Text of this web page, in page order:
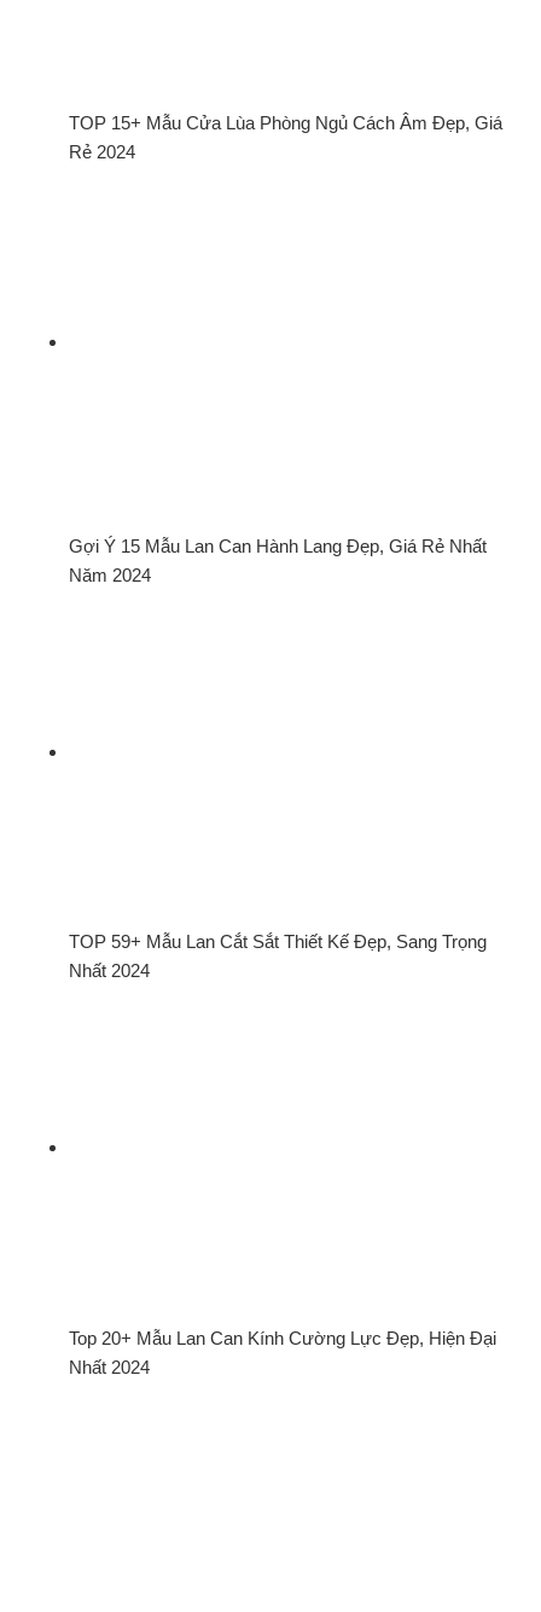
TOP 15+ Mẫu Cửa Lùa Phòng Ngủ Cách Âm Đẹp, Giá
Rẻ 2024
Gợi Ý 15 Mẫu Lan Can Hành Lang Đẹp, Giá Rẻ Nhất
Năm 2024
TOP 59+ Mẫu Lan Cắt Sắt Thiết Kế Đẹp, Sang Trọng
Nhất 2024
Top 20+ Mẫu Lan Can Kính Cường Lực Đẹp, Hiện Đại
Nhất 2024